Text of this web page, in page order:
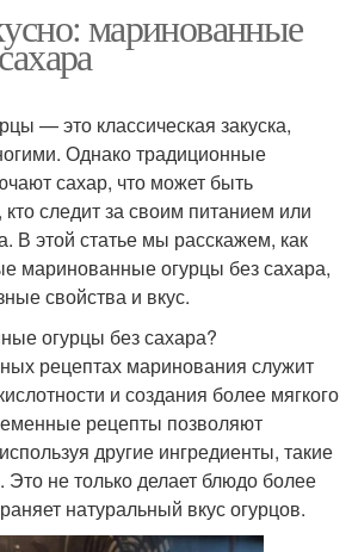
маринованные
— это классическая закуска,
Однако традиционные
сахар, что может быть
следит за своим питанием или
В этой статье мы расскажем, как
маринованные огурцы без сахара,
свойства и вкус.
огурцы без сахара?
рецептах маринования служит
и создания более мягкого
рецепты позволяют
другие ингредиенты, такие
Это не только делает блюдо более
натуральный вкус огурцов.